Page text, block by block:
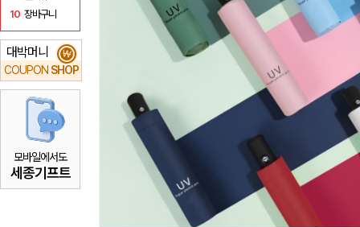
10 장바구니
대박머니
COUPON SHOP
₩
모바일에서도
세종기프트